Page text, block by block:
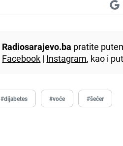
Radiosarajevo.ba pratite
Facebook | Instagram, kao i
#dijabetes #voće #šećer